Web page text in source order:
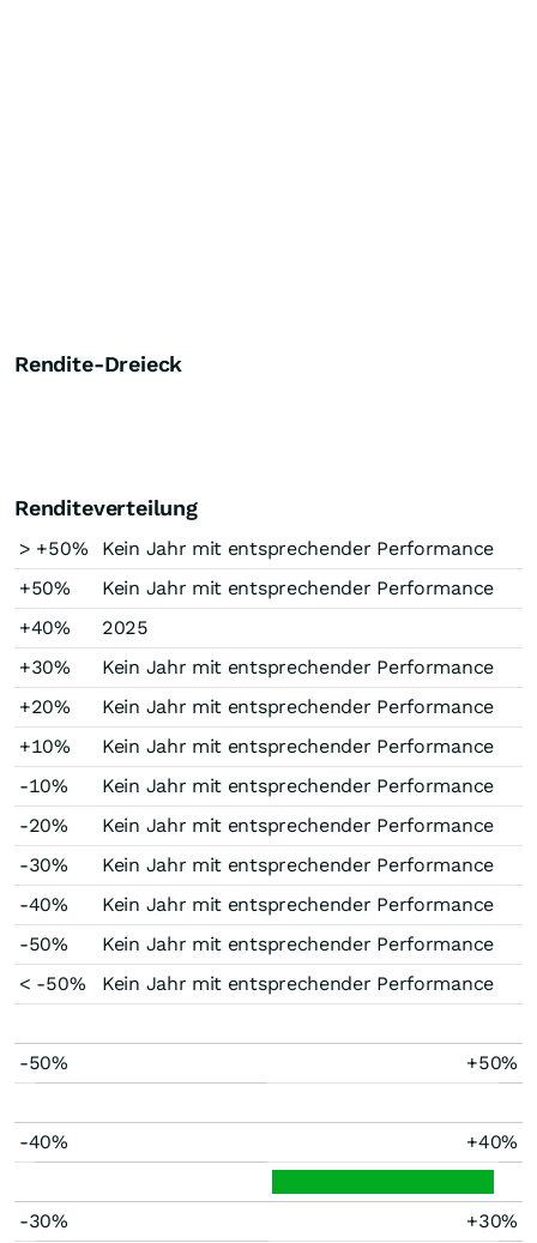
Rendite-Dreieck
Renditeverteilung
> +50%
Kein Jahr mit entsprechender Performance
+50%
Kein Jahr mit entsprechender Performance
+40%
2025
+30%
Kein Jahr mit entsprechender Performance
+20%
Kein Jahr mit entsprechender Performance
+10%
Kein Jahr mit entsprechender Performance
-10%
Kein Jahr mit entsprechender Performance
-20%
Kein Jahr mit entsprechender Performance
-30%
Kein Jahr mit entsprechender Performance
-40%
Kein Jahr mit entsprechender Performance
-50%
Kein Jahr mit entsprechender Performance
< -50%
Kein Jahr mit entsprechender Performance
-50% +50%
-40% +40%
-30% +30%